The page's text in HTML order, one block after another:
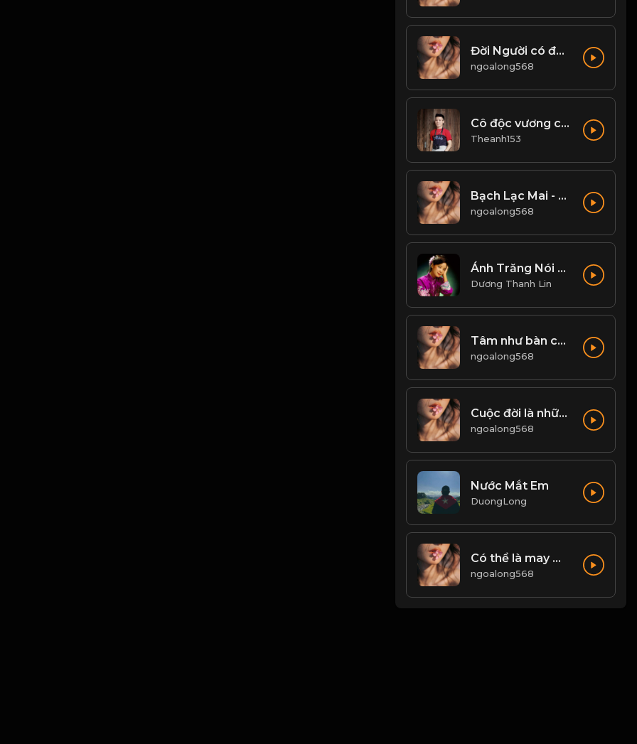
Đời Người có được, ắt có mất...! & Đạo
ngoalong568
Cô độc vương cover
Theanh153
Bạch Lạc Mai - Một Quyển Phong Hoa Đại Đường! & Đạo
ngoalong568
Ánh Trăng Nói Hộ Lòng Tôi - Đặng Lệ Quân
Dương Thanh Lin
Tâm như bàn cờ, tĩnh thì sáng - loạn thì mê! & Đạo
ngoalong568
Cuộc đời là những chuyến đi, chỉ có buông bỏ mới có thể tiến xa hơn! & Đạo
ngoalong568
Nước Mắt Em
DuongLong
Có thể là may mắn, mất đi là số mệnh Đạo
ngoalong568